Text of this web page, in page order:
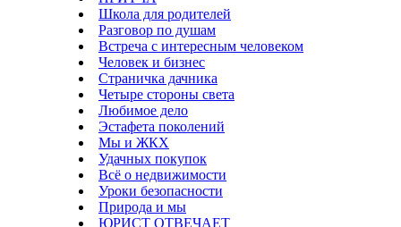
Школа для родителей
Разговор по душам
Встреча с интересным человеком
Человек и бизнес
Страничка дачника
Четыре стороны света
Любимое дело
Эстафета поколений
Мы и ЖКХ
Удачных покупок
Всё о недвижимости
Уроки безопасности
Природа и мы
ЮРИСТ ОТВЕЧАЕТ